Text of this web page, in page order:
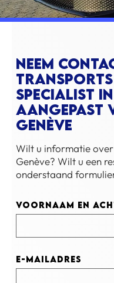
Neem
Transports
specialist in
aangepast
Genève
Wilt u informatie
Genève? Wilt u een
onderstaand
Voornaam en
E-mailadres